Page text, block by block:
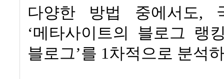
다양한 방법 중에서도,
‘메타사이트의 블로그 랭
블로그’를 1차적으로 분석